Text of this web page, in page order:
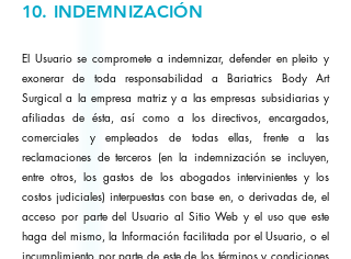
10. INDEMNIZACIÓN
El Usuario se compromete a indemnizar, defender en pleito y
exonerar de toda responsabilidad a Bariatrics Body Art
Surgical a la empresa matriz y a las empresas subsidiarias y
afiliadas de ésta, así como a los directivos, encargados,
comerciales y empleados de todas ellas, frente a las
reclamaciones de terceros (en la indemnización se incluyen,
entre otros, los gastos de los abogados intervinientes y los
costos judiciales) interpuestas con base en, o derivadas de, el
acceso por parte del Usuario al Sitio Web y el uso que este
haga del mismo, la Información facilitada por el Usuario, o el
incumplimiento por parte de este de los términos y condiciones